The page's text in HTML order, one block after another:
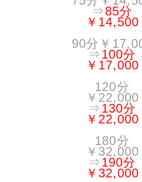
⇒85分
￥14,500
90分￥
⇒100分
￥17,000
120分
￥22,000
⇒130分
￥22,000
180分
￥32,000
⇒190分
￥32,000